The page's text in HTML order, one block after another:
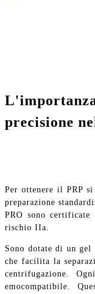
precisione
Per ottenere il PRP
preparazione
PRO sono
rischio IIa.
Sono dotate di un gel
che facilita la
centrifugazione.
emocompatibile.